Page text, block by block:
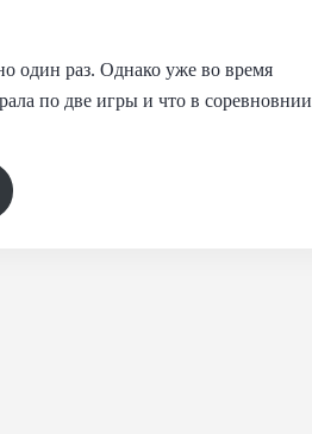
один раз. Однако уже во время
по две игры и что в соревновнии